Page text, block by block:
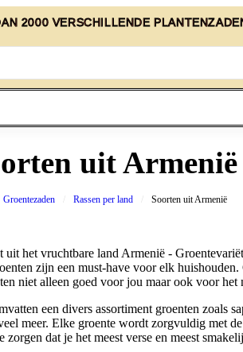
2000 VERSCHILLENDE
uit Armenië
Groentezaden Rassen per land Soorten uit Armenië
uit het vruchtbare land Armenië -
zijn een must-have voor elk
niet alleen goed voor jou maar ook voor het
een divers assortiment groenten zoals
meer. Elke groente wordt zorgvuldig met
dat je het meest verse en meest